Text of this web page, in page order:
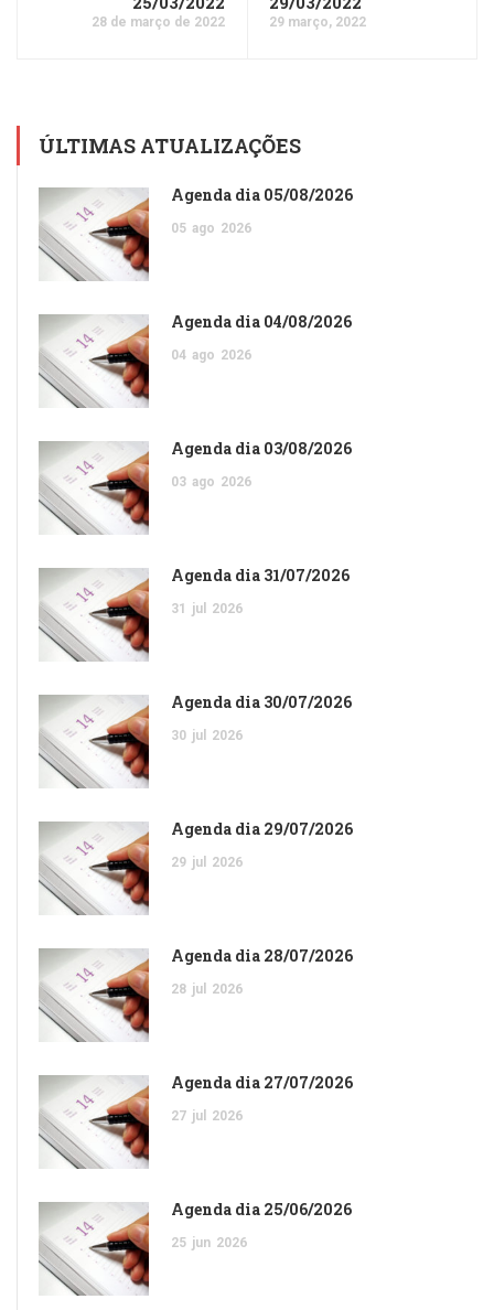
28 de março de 2022 29 março, 2022
ÚLTIMAS ATUALIZAÇÕES
Agenda dia 05/08/2026
05 ago 2026
Agenda dia 04/08/2026
04 ago 2026
Agenda dia 03/08/2026
03 ago 2026
Agenda dia 31/07/2026
31 jul 2026
Agenda dia 30/07/2026
30 jul 2026
Agenda dia 29/07/2026
29 jul 2026
Agenda dia 28/07/2026
28 jul 2026
Agenda dia 27/07/2026
27 jul 2026
Agenda dia 25/06/2026
25 jun 2026